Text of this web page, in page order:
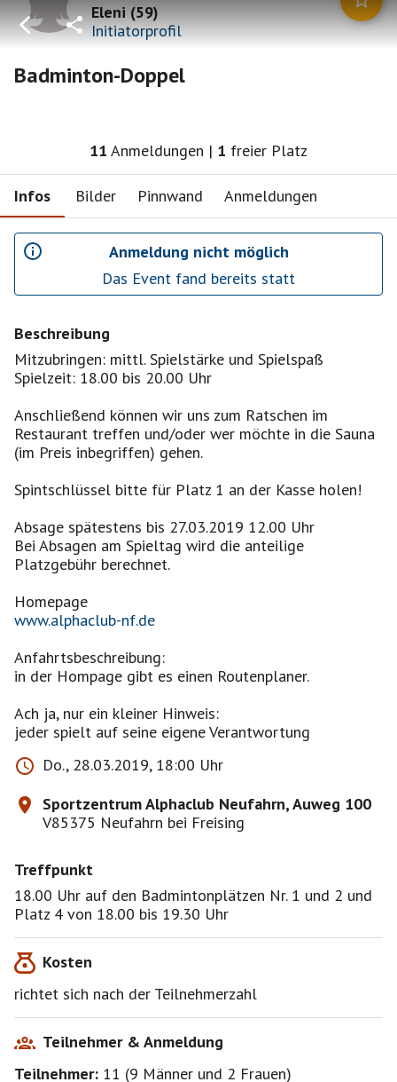
Eleni(59)
Initiatorprofil
Badminton-Doppel
11 Anmeldungen | 1 freier Platz
Infos Bilder Pinnwand Anmeldungen
Anmeldung nicht möglich
Das Event fand bereits statt
Beschreibung
Mitzubringen: mittl. Spielstärke und Spielspaß
Spielzeit: 18.00 bis 20.00 Uhr
Anschließend können wir uns zum Ratschen im
Restaurant treffen und/oder wer möchte in die Sauna
(im Preis inbegriffen) gehen.
Spintschlüssel bitte für Platz 1 an der Kasse holen!
Absage spätestens bis 27.03.2019 12.00 Uhr
Bei Absagen am Spieltag wird die anteilige
Platzgebühr berechnet.
www.alphaclub-nf.de
Anfahrtsbeschreibung:
in der Hompage gibt es einen Routenplaner.
Ach ja, nur ein kleiner Hinweis:
jeder spielt auf seine eigene Verantwortung
Do., 28.03.2019, 18:00 Uhr
Sportzentrum Alphaclub Neufahrn, Auweg 100
V85375 Neufahrn bei Freising
Treffpunkt
18.00 Uhr auf den Badmintonplätzen Nr. 1 und 2 und
Platz 4 von 18.00 bis 19.30 Uhr
Kosten
richtet sich nach der Teilnehmerzahl
Teilnehmer & Anmeldung
Teilnehmer: 11 (9 Männer und 2 Frauen)